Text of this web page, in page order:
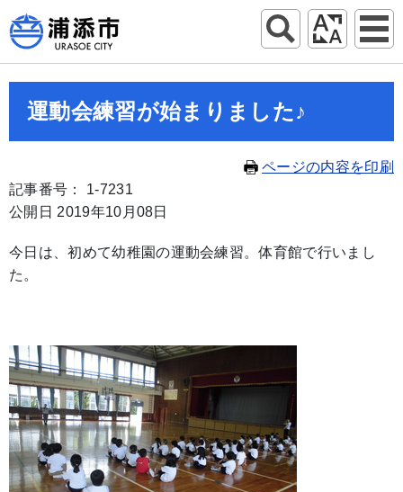
運動会練習が始まりました♪
ページの内容を印刷
記事番号： 1-7231
公開日 2019年10月08日
今日は、初めて幼稚園の運動会練習。体育館で行いまし
た。